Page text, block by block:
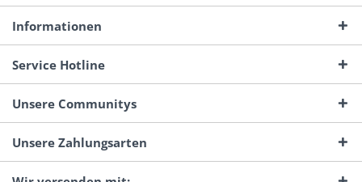
Informationen
Service Hotline
Unsere Communitys
Unsere Zahlungsarten